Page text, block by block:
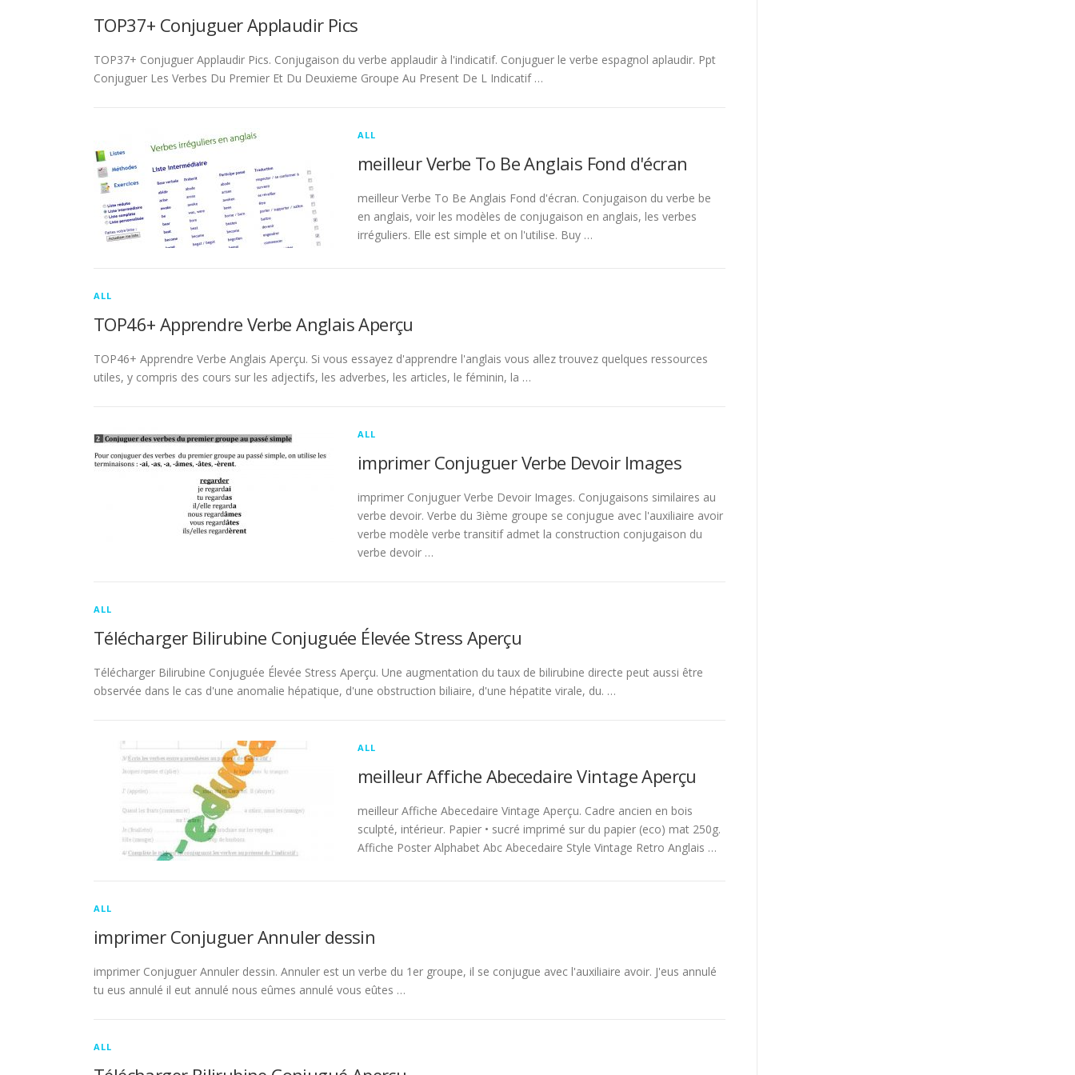
TOP37+ Conjuguer Applaudir Pics
TOP37+ Conjuguer Applaudir Pics. Conjugaison du verbe applaudir à l'indicatif. Conjuguer le verbe espagnol aplaudir. Ppt
Conjuguer Les Verbes Du Premier Et Du Deuxieme Groupe Au Present De L Indicatif …
ALL
meilleur Verbe To Be Anglais Fond d'écran
meilleur Verbe To Be Anglais Fond d'écran. Conjugaison du verbe be
en anglais, voir les modèles de conjugaison en anglais, les verbes
irréguliers. Elle est simple et on l'utilise. Buy …
ALL
TOP46+ Apprendre Verbe Anglais Aperçu
TOP46+ Apprendre Verbe Anglais Aperçu. Si vous essayez d'apprendre l'anglais vous allez trouvez quelques ressources
utiles, y compris des cours sur les adjectifs, les adverbes, les articles, le féminin, la …
ALL
imprimer Conjuguer Verbe Devoir Images
imprimer Conjuguer Verbe Devoir Images. Conjugaisons similaires au
verbe devoir. Verbe du 3ième groupe se conjugue avec l'auxiliaire avoir
verbe modèle verbe transitif admet la construction conjugaison du
verbe devoir …
ALL
Télécharger Bilirubine Conjuguée Élevée Stress Aperçu
Télécharger Bilirubine Conjuguée Élevée Stress Aperçu. Une augmentation du taux de bilirubine directe peut aussi être
observée dans le cas d'une anomalie hépatique, d'une obstruction biliaire, d'une hépatite virale, du. …
ALL
meilleur Affiche Abecedaire Vintage Aperçu
meilleur Affiche Abecedaire Vintage Aperçu. Cadre ancien en bois
sculpté, intérieur. Papier • sucré imprimé sur du papier (eco) mat 250g.
Affiche Poster Alphabet Abc Abecedaire Style Vintage Retro Anglais …
ALL
imprimer Conjuguer Annuler dessin
imprimer Conjuguer Annuler dessin. Annuler est un verbe du 1er groupe, il se conjugue avec l'auxiliaire avoir. J'eus annulé
tu eus annulé il eut annulé nous eûmes annulé vous eûtes …
ALL